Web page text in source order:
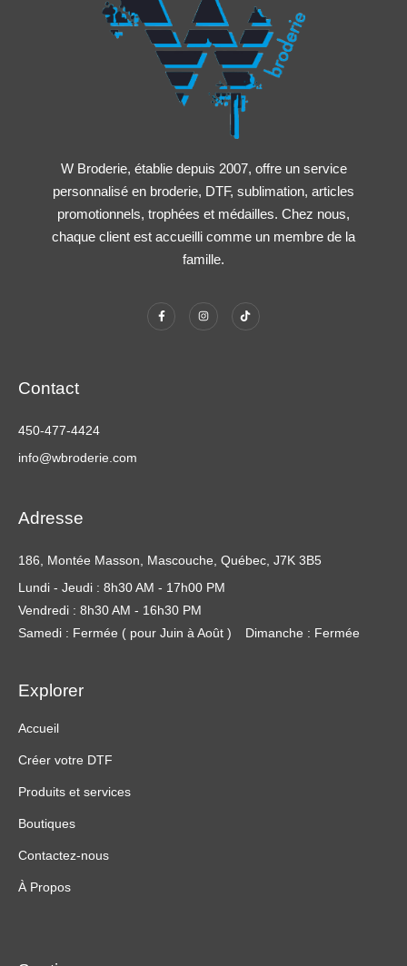
W Broderie, établie depuis 2007, offre un service
personnalisé en broderie, DTF, sublimation, articles
promotionnels, trophées et médailles. Chez nous,
chaque client est accueilli comme un membre de la
famille.
Contact
450-477-4424
info@wbroderie.com
Adresse
186, Montée Masson, Mascouche, Québec, J7K 3B5
Lundi - Jeudi : 8h30 AM - 17h00 PM
Vendredi : 8h30 AM - 16h30 PM
Samedi : Fermée ( pour Juin à Août )
Dimanche : Fermée
Explorer
Accueil
Créer votre DTF
Produits et services
Boutiques
Contactez-nous
À Propos